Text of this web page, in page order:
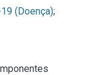
(Doença);